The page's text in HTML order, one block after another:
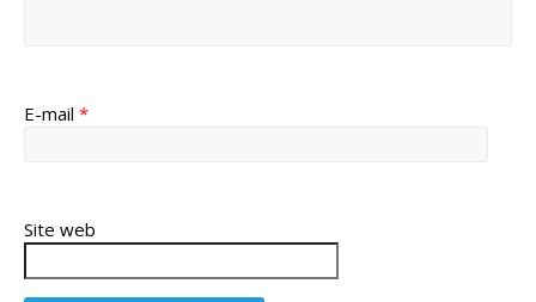
E-mail *
Site web